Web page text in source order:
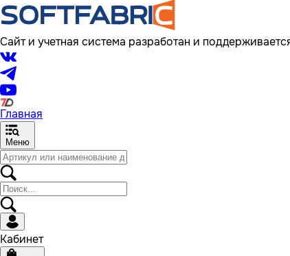
Сайт и учетная система разработан и
Главная
Меню
Кабинет